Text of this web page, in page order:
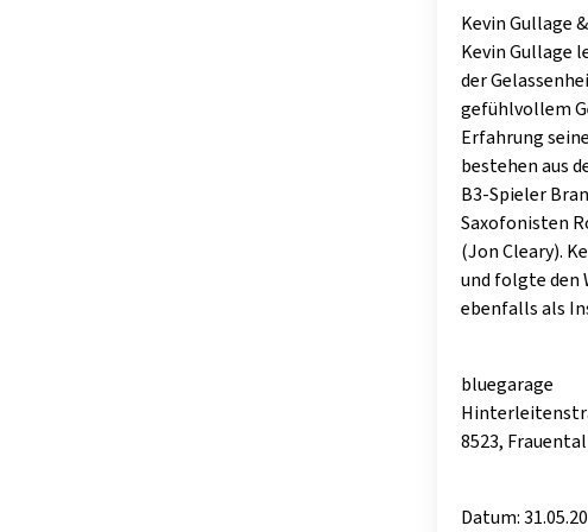
Kevin Gullage
Kevin Gullage
der
gefühlvollem
Erfahrung
bestehen aus
B3-Spieler
Saxofonisten
(Jon Cleary).
und folgte den
ebenfalls als
bluegarage
8523,
Datum: